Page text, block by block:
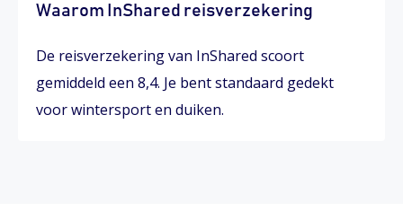
Waarom InShared reisverzekering
De reisverzekering van InShared scoort
gemiddeld een 8,4. Je bent standaard gedekt
voor wintersport en duiken.